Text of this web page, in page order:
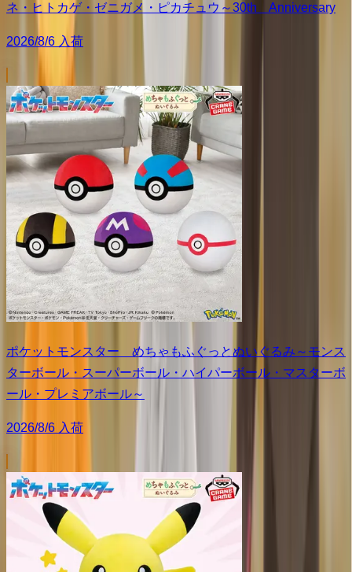
ネ・ヒトカゲ・ゼニガメ・ピカチュウ～30th Anniversary
2026/8/6 入荷
ポケットモンスター めちゃもふぐっとぬいぐるみ～モンス
ターボール・スーパーボール・ハイパーボール・マスターボ
ール・プレミアボール～
2026/8/6 入荷